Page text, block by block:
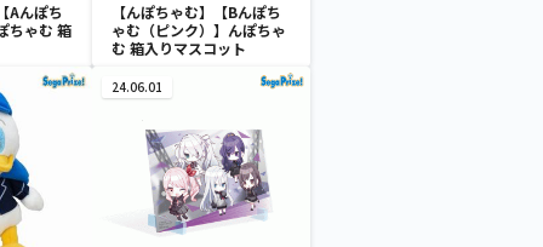
Aんぽち
ちゃむ 箱
【んぽちゃむ】【Bんぽち
ゃむ（ピンク）】んぽちゃ
む 箱入りマスコット
24.06.01